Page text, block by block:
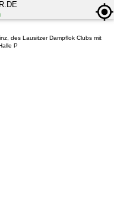
des Lausitzer Dampflok Clubs mit
P